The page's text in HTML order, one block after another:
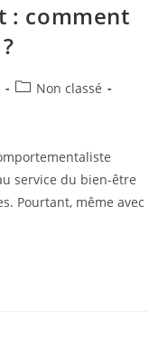
: comment
Non classé
service du bien-être
Pourtant, même avec